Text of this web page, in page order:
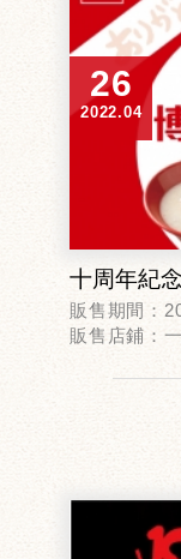
26
2022.04
十周年紀
販售期間：
販售店鋪：